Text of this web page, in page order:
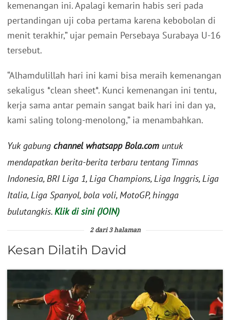
kemenangan ini. Apalagi kemarin habis seri pada
pertandingan uji coba pertama karena kebobolan di
menit terakhir,” ujar pemain Persebaya Surabaya U-16
tersebut.
“Alhamdulillah hari ini kami bisa meraih kemenangan
sekaligus *clean sheet*. Kunci kemenangan ini tentu,
kerja sama antar pemain sangat baik hari ini dan ya,
kami saling tolong-menolong,” ia menambahkan.
Yuk gabung channel whatsapp Bola.com untuk
mendapatkan berita-berita terbaru tentang Timnas
Indonesia, BRI Liga 1, Liga Champions, Liga Inggris, Liga
Italia, Liga Spanyol, bola voli, MotoGP, hingga
bulutangkis.Klik di sini (JOIN)
2 dari 3 halaman
Kesan Dilatih David